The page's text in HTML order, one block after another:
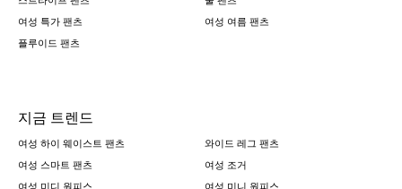
여성 특가 팬츠
여성 여름 팬츠
플루이드 팬츠
지금 트렌드
여성 하이 웨이스트 팬츠
와이드 레그 팬츠
여성 스마트 팬츠
여성 조거
여성 미디 원피스
여성 미니 원피스